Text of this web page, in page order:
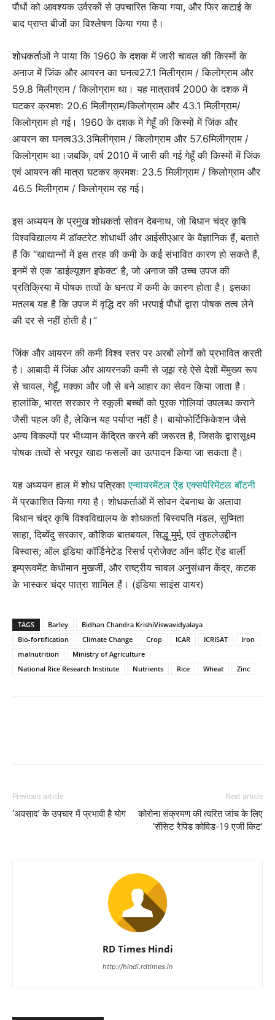
पौधों को आवश्यक उर्वरकों से उपचारित किया गया, और फिर कटाई के
बाद प्राप्त बीजों का विश्लेषण किया गया है।
शोधकर्ताओं ने पाया कि 1960 के दशक में जारी चावल की किस्मों के
अनाज में जिंक और आयरन का घनत्व27.1 मिलीग्राम / किलोग्राम और
59.8 मिलीग्राम / किलोग्राम था। यह मात्रावर्ष 2000 के दशक में
घटकर क्रमशः 20.6 मिलीग्राम/किलोग्राम और 43.1 मिलीग्राम/
किलोग्राम हो गई। 1960 के दशक में गेहूँ की किस्मों में जिंक और
आयरन का घनत्व33.3मिलीग्राम / किलोग्राम और 57.6मिलीग्राम /
किलोग्राम था।जबकि, वर्ष 2010 में जारी की गई गेहूँ की किस्मों में जिंक
एवं आयरन की मात्रा घटकर क्रमशः 23.5 मिलीग्राम / किलोग्राम और
46.5 मिलीग्राम / किलोग्राम रह गई।
इस अध्ययन के प्रमुख शोधकर्ता सोवन देबनाथ, जो बिधान चंद्र कृषि
विश्वविद्यालय में डॉक्टरेट शोधार्थी और आईसीएआर के वैज्ञानिक हैं, बताते
हैं कि “खाद्यान्नों में इस तरह की कमी के कई संभावित कारण हो सकते हैं,
इनमें से एक ‘डाईल्यूशन इफेक्ट’ है, जो अनाज की उच्च उपज की
प्रतिक्रिया में पोषक तत्वों के घनत्व में कमी के कारण होता है। इसका
मतलब यह है कि उपज में वृद्धि दर की भरपाई पौधों द्वारा पोषक तत्व लेने
की दर से नहीं होती है।”
जिंक और आयरन की कमी विश्व स्तर पर अरबों लोगों को प्रभावित करती
है। आबादी में जिंक और आयरनकी कमी से जूझ रहे ऐसे देशों मेंमुख्य रूप
से चावल, गेहूँ, मक्का और जौ से बने आहार का सेवन किया जाता है।
हालांकि, भारत सरकार ने स्कूली बच्चों को पूरक गोलियां उपलब्ध कराने
जैसी पहल की है, लेकिन यह पर्याप्त नहीं है। बायोफोर्टिफिकेशन जैसे
अन्य विकल्पों पर भीध्यान केंद्रित करने की जरूरत है, जिसके द्वारासूक्ष्म
पोषक तत्वों से भरपूर खाद्य फसलों का उत्पादन किया जा सकता है।
यह अध्ययन हाल में शोध पत्रिकाएन्वायरमेंटल ऐंड एक्सपेरिमेंटल बॉटनी
में प्रकाशित किया गया है। शोधकर्ताओं में सोवन देबनाथ के अलावा
बिधान चंद्र कृषि विश्वविद्यालय के शोधकर्ता बिस्वपति मंडल, सुष्मिता
साहा, दिब्येंदु सरकार, कौशिक बातबयल, सिद्धू मुर्मू, एवं तुफलेउद्दीन
बिस्वास; ऑल इंडिया कॉर्डिनेटेड रिसर्च प्रोजेक्ट ऑन व्हींट ऐंड बार्ली
इम्प्रूवमेंट केधीमान मुखर्जी, और राष्ट्रीय चावल अनुसंधान केंद्र, कटक
के भास्कर चंद्र पात्रा शामिल हैं। (इंडिया साइंस वायर)
TAGS Barley
Bidhan Chandra KrishiViswavidyalaya
Bio-fortification
Climate Change Crop ICAR ICRISAT
Iron
malnutrition
Ministry of Agriculture
National Rice Research Institute
Nutrients Rice Wheat Zinc
Previous article
‘अवसाद’ के उपचार में प्रभावी है योग
Next article
कोरोना संक्रमण की त्वरित जांच के लिए
‘सेंसिट रैपिड कोविड-19 एजी किट’
RD Times Hindi
http://hindi.rdtimes.in